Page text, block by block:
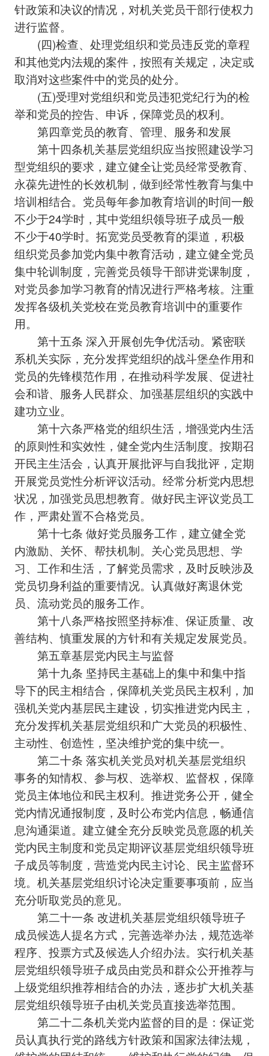
针政策和决议的情况，对机关党员干部行使权力
进行监督。
(四)检查、处理党组织和党员违反党的章程
和其他党内法规的案件，按照有关规定，决定或
取消对这些案件中的党员的处分。
(五)受理对党组织和党员违犯党纪行为的检
举和党员的控告、申诉，保障党员的权利。
第四章党员的教育、管理、服务和发展
第十四条机关基层党组织应当按照建设学习
型党组织的要求，建立健全让党员经常受教育、
永葆先进性的长效机制，做到经常性教育与集中
培训相结合。党员每年参加教育培训的时间一般
不少于24学时，其中党组织领导班子成员一般
不少于40学时。拓宽党员受教育的渠道，积极
组织党员参加党内集中教育活动，建立健全党员
集中轮训制度，完善党员领导干部讲党课制度，
对党员参加学习教育的情况进行严格考核。注重
发挥各级机关党校在党员教育培训中的重要作
用。
第十五条 深入开展创先争优活动。紧密联
系机关实际，充分发挥党组织的战斗堡垒作用和
党员的先锋模范作用，在推动科学发展、促进社
会和谐、服务人民群众、加强基层组织的实践中
建功立业。
第十六条严格党的组织生活，增强党内生活
的原则性和实效性，健全党内生活制度。按期召
开民主生活会，认真开展批评与自我批评，定期
开展党员党性分析评议活动。经常分析党内思想
状况，加强党员思想教育。做好民主评议党员工
作，严肃处置不合格党员。
第十七条 做好党员服务工作，建立健全党
内激励、关怀、帮扶机制。关心党员思想、学
习、工作和生活，了解党员需求，及时反映涉及
党员切身利益的重要情况。认真做好离退休党
员、流动党员的服务工作。
第十八条严格按照坚持标准、保证质量、改
善结构、慎重发展的方针和有关规定发展党员。
第五章基层党内民主与监督
第十九条 坚持民主基础上的集中和集中指
导下的民主相结合，保障机关党员民主权利，加
强机关党内基层民主建设，切实推进党内民主，
充分发挥机关基层党组织和广大党员的积极性、
主动性、创造性，坚决维护党的集中统一。
第二十条 落实机关党员对机关基层党组织
事务的知情权、参与权、选举权、监督权，保障
党员主体地位和民主权利。推进党务公开，健全
党内情况通报制度，及时公布党内信息，畅通信
息沟通渠道。建立健全充分反映党员意愿的机关
党内民主制度和党员定期评议基层党组织领导班
子成员等制度，营造党内民主讨论、民主监督环
境。机关基层党组织讨论决定重要事项前，应当
充分听取党员的意见。
第二十一条 改进机关基层党组织领导班子
成员候选人提名方式，完善选举办法，规范选举
程序、投票方式及候选人介绍办法。实行机关基
层党组织领导班子成员由党员和群众公开推荐与
上级党组织推荐相结合的办法，逐步扩大机关基
层党组织领导班子由机关党员直接选举范围。
第二十二条机关党内监督的目的是：保证党
员认真执行党的路线方针政策和国家法律法规，